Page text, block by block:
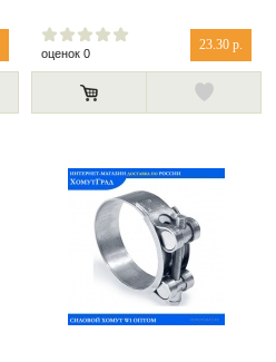
23.30 р.
оценок 0